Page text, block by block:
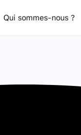
Qui sommes-nous ?